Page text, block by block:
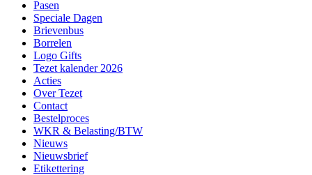
Pasen
Speciale Dagen
Brievenbus
Borrelen
Logo Gifts
Tezet kalender 2026
Acties
Over Tezet
Contact
Bestelproces
WKR & Belasting/BTW
Nieuws
Nieuwsbrief
Etikettering